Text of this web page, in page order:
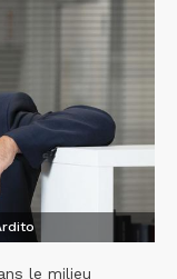
le milieu